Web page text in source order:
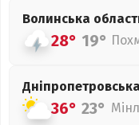
Волинська
28° 19°
Дніпропетровська
36° 23°